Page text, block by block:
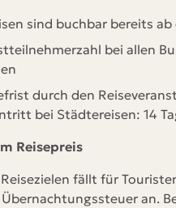
sind buchbar bereits ab
bei allen
durch den
bei Städtereisen: 14
Reisepreis
fällt für
an.